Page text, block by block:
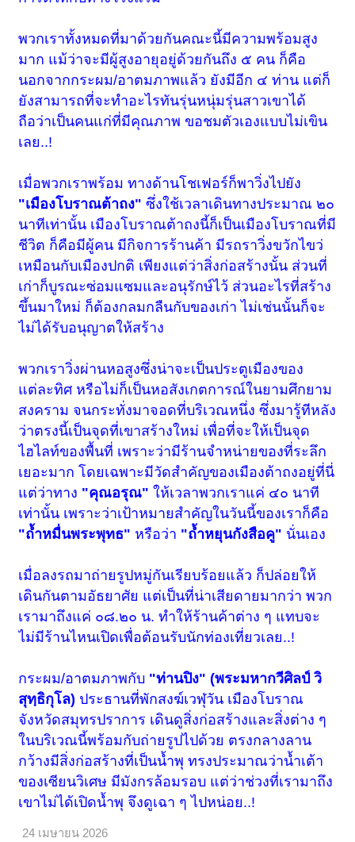
พวกเราทั้งหมดที่มาด้วยกันคณะนี้มีความพร้อมสูง
มาก แม้ว่าจะมีผู้สูงอายุอยู่ด้วยกันถึง ๕ คน ก็คือ
นอกจากกระผม/อาตมภาพแล้ว ยังมีอีก ๔ ท่าน แต่ก็
ยังสามารถที่จะทำอะไรทันรุ่นหนุ่มรุ่นสาวเขาได้
ถือว่าเป็นคนแก่ที่มีคุณภาพ ขอชมตัวเองแบบไม่เขิน
เลย..!
เมื่อพวกเราพร้อม ทางด้านโชเฟอร์ก็พาวิ่งไปยัง
"เมืองโบราณต้าถง" ซึ่งใช้เวลาเดินทางประมาณ ๒๐
นาทีเท่านั้น เมืองโบราณต้าถงนี้ก็เป็นเมืองโบราณที่มี
ชีวิต ก็คือมีผู้คน มีกิจการร้านค้า มีรถราวิ่งขวักไขว่
เหมือนกับเมืองปกติ เพียงแต่ว่าสิ่งก่อสร้างนั้น ส่วนที่
เก่าก็บูรณะซ่อมแซมและอนุรักษ์ไว้ ส่วนอะไรที่สร้าง
ขึ้นมาใหม่ ก็ต้องกลมกลืนกับของเก่า ไม่เช่นนั้นก็จะ
ไม่ได้รับอนุญาตให้สร้าง
พวกเราวิ่งผ่านหอสูงซึ่งน่าจะเป็นประตูเมืองของ
แต่ละทิศ หรือไม่ก็เป็นหอสังเกตการณ์ในยามศึกยาม
สงคราม จนกระทั่งมาจอดที่บริเวณหนึ่ง ซึ่งมารู้ทีหลัง
ว่าตรงนี้เป็นจุดที่เขาสร้างใหม่ เพื่อที่จะให้เป็นจุด
ไฮไลท์ของพื้นที่ เพราะว่ามีร้านจำหน่ายของที่ระลึก
เยอะมาก โดยเฉพาะมีวัดสำคัญของเมืองต้าถงอยู่ที่นี่
แต่ว่าทาง "คุณอรุณ"ให้เวลาพวกเราแค่ ๔๐ นาที
เท่านั้น เพราะว่าเป้าหมายสำคัญในวันนี้ของเราก็คือ
"ถ้ำหมื่นพระพุทธ" หรือว่า "ถ้ำหยุนกังสือคู" นั่นเอง
เมื่อลงรถมาถ่ายรูปหมู่กันเรียบร้อยแล้ว ก็ปล่อยให้
เดินกันตามอัธยาศัย แต่เป็นที่น่าเสียดายมากว่า พวก
เรามาถึงแค่ ๐๘.๒๐ น. ทำให้ร้านค้าต่าง ๆ แทบจะ
ไม่มีร้านไหนเปิดเพื่อต้อนรับนักท่องเที่ยวเลย..!
กระผม/อาตมภาพกับ "ท่านปิง" (พระมหากวีศิลป์ วิ
สุทฺธิกุโล) ประธานที่พักสงฆ์เวฬุวัน เมืองโบราณ
จังหวัดสมุทรปราการ เดินดูสิ่งก่อสร้างและสิ่งต่าง ๆ
ในบริเวณนี้พร้อมกับถ่ายรูปไปด้วย ตรงกลางลาน
กว้างมีสิ่งก่อสร้างที่เป็นน้ำพุ ทรงประมาณว่าน้ำเต้า
ของเซียนวิเศษ มีมังกรล้อมรอบ แต่ว่าช่วงที่เรามาถึง
เขาไม่ได้เปิดน้ำพุ จึงดูเฉา ๆ ไปหน่อย..!
24 เมษายน 2026